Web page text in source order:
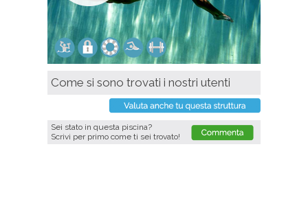
Come si sono trovati i nostri utenti
Sei stato in questa piscina?
Scrivi per primo come ti sei trovato!